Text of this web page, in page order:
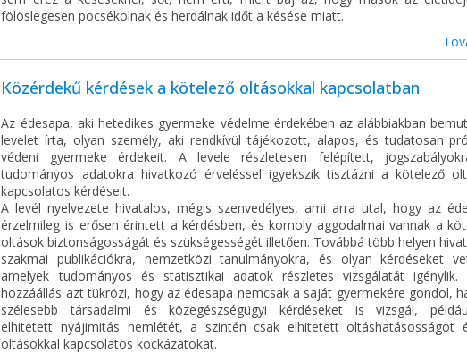
fölöslegesen pocsékolnak és herdálnak időt a késése miatt.
Közérdekű kérdések a kötelező oltásokkal kapcsolatban
Az édesapa, aki hetedikes gyermeke védelme érdekében az alábbiakban
levelet írta, olyan személy, aki rendkívül tájékozott, alapos, és tudatosan
védeni gyermeke érdekeit. A levele részletesen felépített,
tudományos adatokra hivatkozó érveléssel igyekszik tisztázni a kötelező
kapcsolatos kérdéseit.
A levél nyelvezete hivatalos, mégis szenvedélyes, ami arra utal, hogy az
érzelmileg is erősen érintett a kérdésben, és komoly aggodalmai vannak a
oltások biztonságosságát és szükségességét illetően. Továbbá több helyen
szakmai publikációkra, nemzetközi tanulmányokra, és olyan kérdéseket
amelyek tudományos és statisztikai adatok részletes vizsgálatát igénylik.
hozzáállás azt tükrözi, hogy az édesapa nemcsak a saját gyermekére gondol,
szélesebb társadalmi és közegészségügyi kérdéseket is vizsgál,
elhitetett nyájimitás nemlétét, a szintén csak elhitetett oltáshatásosságot
oltásokkal kapcsolatos kockázatokat.